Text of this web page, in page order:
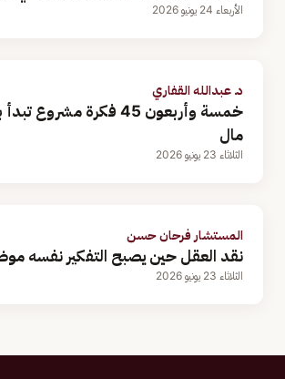
الأربعاء 24 يونيو 2026
د. عبدالله القفاري
خمسة وأربعون 45 فكرة
مال
الثلاثاء 23 يونيو 2026
المستشار فرحان حسن
نقد العقل حين يصبح التفكير نفسه
الثلاثاء 23 يونيو 2026